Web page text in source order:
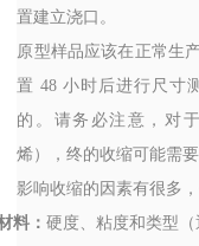
置建立浇口。
原型样品应该在正常生
置48小时后进行尺寸
的。请务必注意，对
烯），终的收缩可能需
影响收缩的因素有很多，
料：硬度、粘度和类型（